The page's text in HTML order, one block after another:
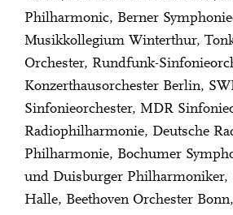
Philharmonic, Berner
Musikkollegium Winterthur,
Orchester, Rundfunk-
Konzerthausorchester Berlin,
Sinfonieorchester, MDR
Radiophilharmonie, Deutsche
Philharmonie, Bochumer
und Duisburger Philharmoniker,
Halle, Beethoven Orchester